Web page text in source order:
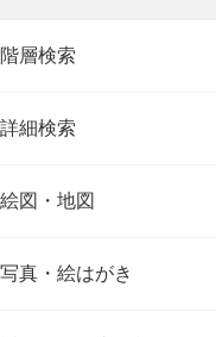
階層検索
詳細検索
絵図・地図
写真・絵はがき